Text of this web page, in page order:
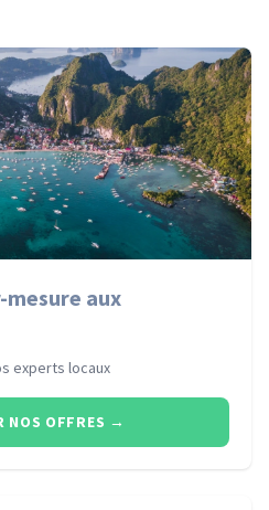
aux
experts locaux
NOS OFFRES →